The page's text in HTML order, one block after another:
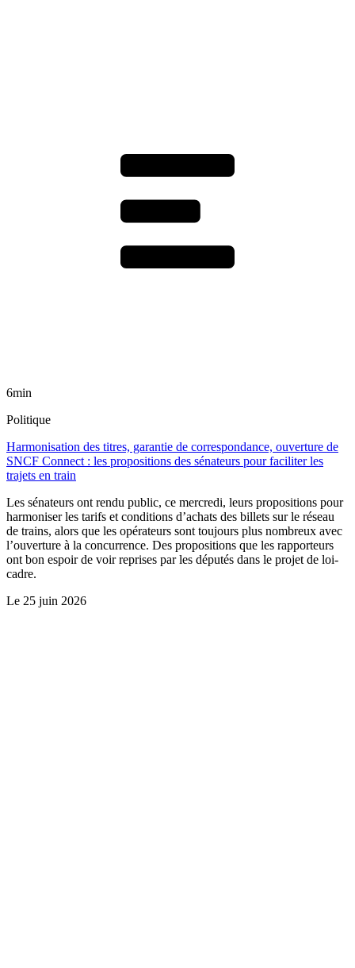
6min
Politique
Harmonisation des titres, garantie de correspondance, ouverture de
SNCF Connect : les propositions des sénateurs pour faciliter les
trajets en train
Les sénateurs ont rendu public, ce mercredi, leurs propositions pour
harmoniser les tarifs et conditions d’achats des billets sur le réseau
de trains, alors que les opérateurs sont toujours plus nombreux avec
l’ouverture à la concurrence. Des propositions que les rapporteurs
ont bon espoir de voir reprises par les députés dans le projet de loi-
cadre.
Le 25 juin 2026